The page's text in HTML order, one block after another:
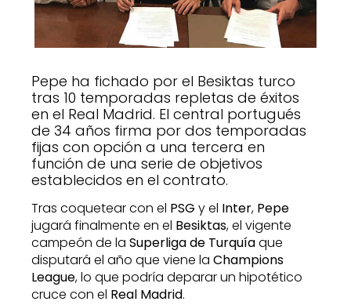
Pepe ha fichado por el Besiktas turco
tras 10 temporadas repletas de éxitos
en el Real Madrid. El central portugués
de 34 años firma por dos temporadas
fijas con opción a una tercera en
función de una serie de objetivos
establecidos en el contrato.
Tras coquetear con el PSG y el Inter, Pepe
jugará finalmente en el Besiktas, el vigente
campeón de la Superliga de Turquíaque
disputará el año que viene la Champions
League, lo que podría deparar un hipotético
cruce con el Real Madrid.